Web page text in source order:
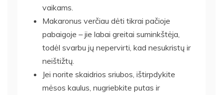
vaikams.
Makaronus verčiau dėti tikrai pačioje
pabaigoje – jie labai greitai suminkštėja,
todėl svarbu jų nepervirti, kad nesukristų ir
neištižtų.
Jei norite skaidrios sriubos, ištirpdykite
mėsos kaulus, nugriebkite putas ir